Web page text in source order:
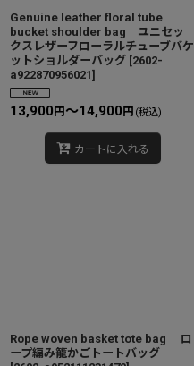
Genuine leather floral tube
bucket shoulder bag ユニセッ
クスレザーフローラルチューブバケ
ットショルダーバッグ [2602-
a922870956021]
13,900 円 ～14,900 円 (税込)
カートに入れる
Rope woven basket tote bag ロ
ープ編み籠かごトートバッグ